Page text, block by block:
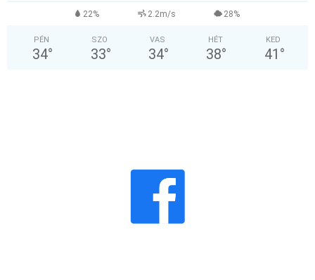
22% 2.2m/s 28%
PÉN
34°
SZO
33°
VAS
34°
HÉT
38°
KED
41 °